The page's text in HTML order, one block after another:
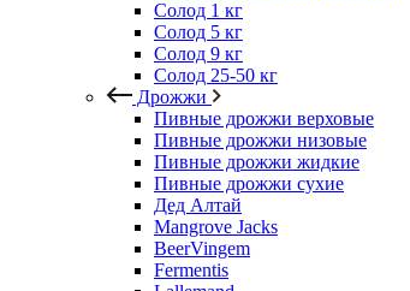
Солод 1 кг
Солод 5 кг
Солод 9 кг
Солод 25-50 кг
Дрожжи
Пивные дрожжи верховые
Пивные дрожжи низовые
Пивные дрожжи жидкие
Пивные дрожжи сухие
Дед Алтай
Mangrove Jacks
BeerVingem
Fermentis